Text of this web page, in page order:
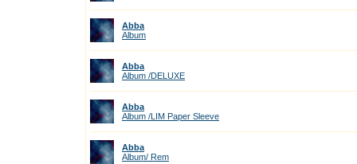
Abba
Album
Abba
Album /DELUXE
Abba
Album /LIM Paper Sleeve
Abba
Album/ Rem